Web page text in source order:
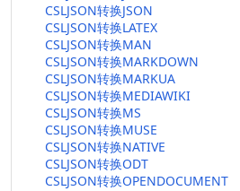
CSLJSON转换JSON
CSLJSON转换LATEX
CSLJSON转换MAN
CSLJSON转换MARKDOWN
CSLJSON转换MARKUA
CSLJSON转换MEDIAWIKI
CSLJSON转换MS
CSLJSON转换MUSE
CSLJSON转换NATIVE
CSLJSON转换ODT
CSLJSON转换OPENDOCUMENT